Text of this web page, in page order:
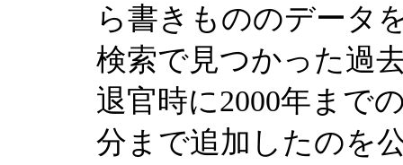
ら書きもののデータ
検索で見つかった過
退官時に2000年まで
分まで追加したのを